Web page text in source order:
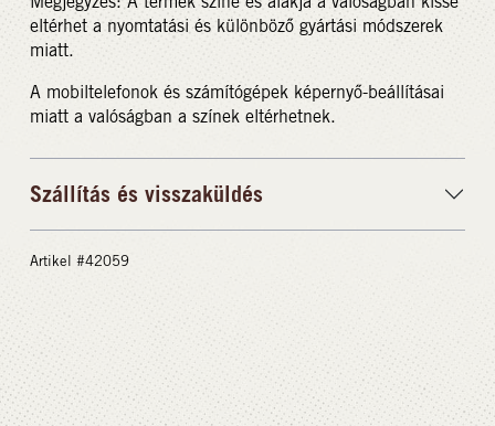
eltérhet a nyomtatási és különböző gyártási módszerek
miatt.
A mobiltelefonok és számítógépek képernyő-beállításai
miatt a valóságban a színek eltérhetnek.
Szállítás és visszaküldés
Artikel #42059